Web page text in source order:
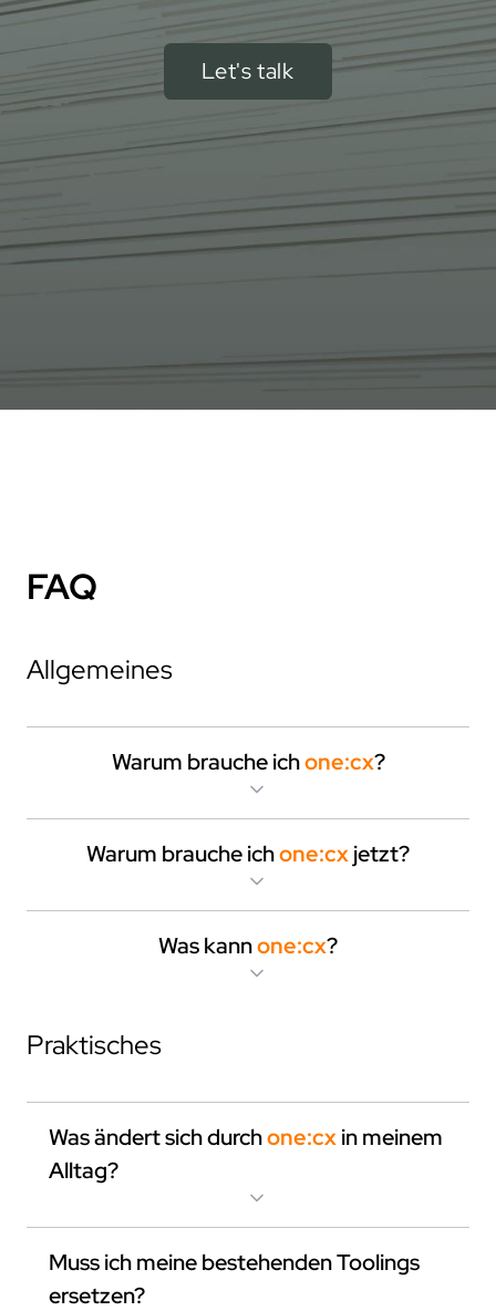
Let's talk
FAQ
Allgemeines
Warum brauche ichone:cx?
Warum brauche ichone:cxjetzt?
Was kannone:cx?
review.toolbox
Praktisches
Was ändert sich durchone:cxin meinem
Alltag?
Muss ich meine bestehenden Toolings
ersetzen?